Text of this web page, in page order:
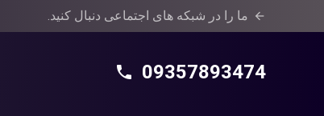
arrow_back ما را در شبکه های اجتماعی دنبال کنید.
09357893474
phone